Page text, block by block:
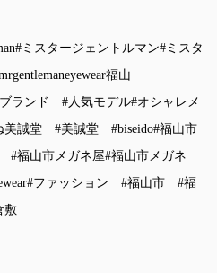
#ミスタージェントルマン#ミスタ
福山
ランド #人気モデル#オシャレメ
美誠堂 #美誠堂 #biseido#福山市
#福山市メガネ屋#福山市メガネ
#ファッション #福山市
#福
敷